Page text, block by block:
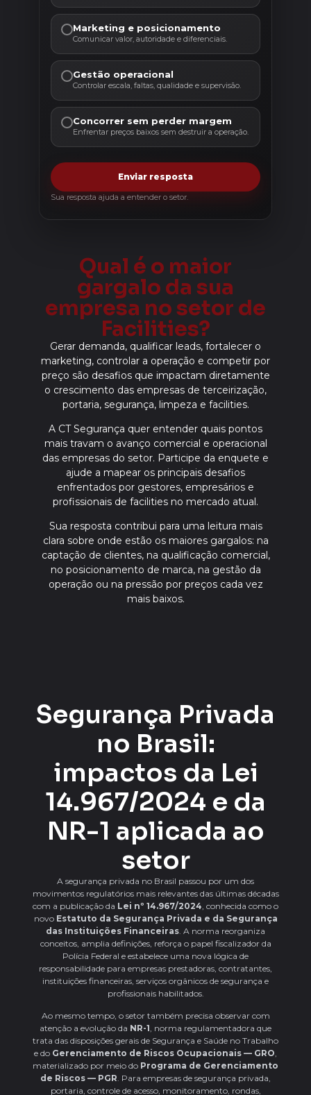
Marketing e posicionamento
Comunicar valor, autoridade e diferenciais.
Gestão operacional
Controlar escala, faltas, qualidade e supervisão.
Concorrer sem perder margem
Enfrentar preços baixos sem destruir a operação.
Enviar resposta
Sua resposta ajuda a entender o setor.
Qual é o maior
gargalo da sua
empresa no setor de
Facilities?
Gerar demanda, qualificar leads, fortalecer o
marketing, controlar a operação e competir por
preço são desafios que impactam diretamente
o crescimento das empresas de terceirização,
portaria, segurança, limpeza e facilities.
A CT Segurança quer entender quais pontos
mais travam o avanço comercial e operacional
das empresas do setor. Participe da enquete e
ajude a mapear os principais desafios
enfrentados por gestores, empresários e
profissionais de facilities no mercado atual.
Sua resposta contribui para uma leitura mais
clara sobre onde estão os maiores gargalos: na
captação de clientes, na qualificação comercial,
no posicionamento de marca, na gestão da
operação ou na pressão por preços cada vez
mais baixos.
Segurança Privada
no Brasil:
impactos da Lei
14.967/2024 e da
NR-1 aplicada ao
setor
A segurança privada no Brasil passou por um dos
movimentos regulatórios mais relevantes das últimas décadas
com a publicação da Lei nº 14.967/2024 , conhecida como o
novo Estatuto da Segurança Privada e da Segurança
das Instituições Financeiras . A norma reorganiza
conceitos, amplia definições, reforça o papel fiscalizador da
Polícia Federal e estabelece uma nova lógica de
responsabilidade para empresas prestadoras, contratantes,
instituições financeiras, serviços orgânicos de segurança e
profissionais habilitados.
Ao mesmo tempo, o setor também precisa observar com
atenção a evolução da NR-1, norma regulamentadora que
trata das disposições gerais de Segurança e Saúde no Trabalho
e do Gerenciamento de Riscos Ocupacionais — GRO,
materializado por meio do Programa de Gerenciamento
de Riscos — PGR. Para empresas de segurança privada,
portaria, controle de acesso, monitoramento, rondas,